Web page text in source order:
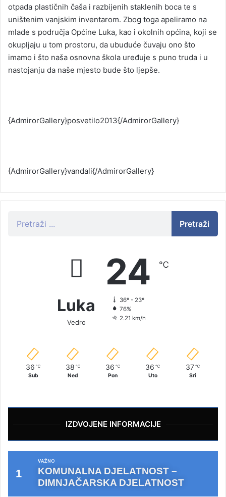
otpada plastičnih čaša i razbijenih staklenih boca te s
uništenim vanjskim inventarom. Zbog toga apeliramo na
mlade s područja Općine Luka, kao i okolnih općina, koji se
okupljaju u tom prostoru, da ubuduće čuvaju ono što
imamo i što naša osnovna škola uređuje s puno truda i u
nastojanju da naše mjesto bude što ljepše.
{AdmirorGallery}posvetilo2013{/AdmirorGallery}
{AdmirorGallery}vandali{/AdmirorGallery}
Pretraži
Luka
Vedro
24 ℃
36º - 23º
76%
2.21 km/h
36 ℃
Sub
38 ℃
Ned
36 ℃
Pon
36 ℃
Uto
37 ℃
Sri
IZDVOJENE INFORMACIJE
VAŽNO
KOMUNALNA DJELATNOST –
DIMNJAČARSKA DJELATNOST